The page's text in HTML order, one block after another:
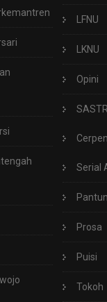
LFNU
LKNU
Opini
Cerpen
Serial
Pantun
Prosa
Puisi
Tokoh